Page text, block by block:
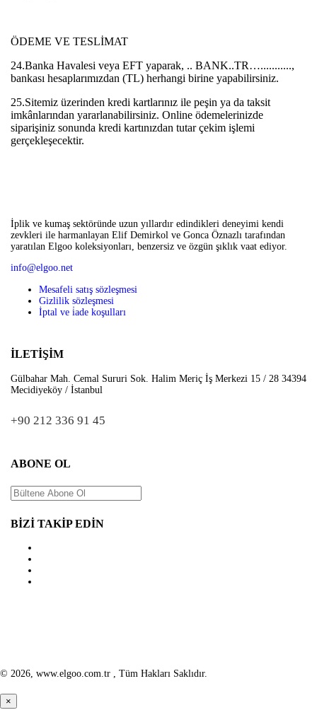
ÖDEME VE TESLİMAT
24.Banka Havalesi veya EFT yaparak, .. BANK..TR…...........,
bankası hesaplarımızdan (TL) herhangi birine yapabilirsiniz.
25.Sitemiz üzerinden kredi kartlarınız ile peşin ya da taksit
imkânlarından yararlanabilirsiniz. Online ödemelerinizde
siparişiniz sonunda kredi kartınızdan tutar çekim işlemi
gerçekleşecektir.
İplik ve kumaş sektöründe uzun yıllardır edindikleri deneyimi kendi
zevkleri ile harmanlayan Elif Demirkol ve Gonca Öznazlı tarafından
yaratılan Elgoo koleksiyonları, benzersiz ve özgün şıklık vaat ediyor.
info@elgoo.net
Mesafeli satış sözleşmesi
Gizlilik sözleşmesi
İptal ve i̇ade koşulları
İLETİŞİM
Gülbahar Mah. Cemal Sururi Sok. Halim Meriç İş Merkezi 15 / 28 34394
Mecidiyeköy / İstanbul
+90 212 336 91 45
ABONE OL
BİZİ TAKİP EDİN
© 2026, www.elgoo.com.tr , Tüm Hakları Saklıdır.
×